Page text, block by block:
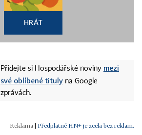
HRÁT
Přidejte si Hospodářské noviny mezi
své oblíbené tituly na Google
zprávách.
Předplatné HN+ je zcela bez reklam.